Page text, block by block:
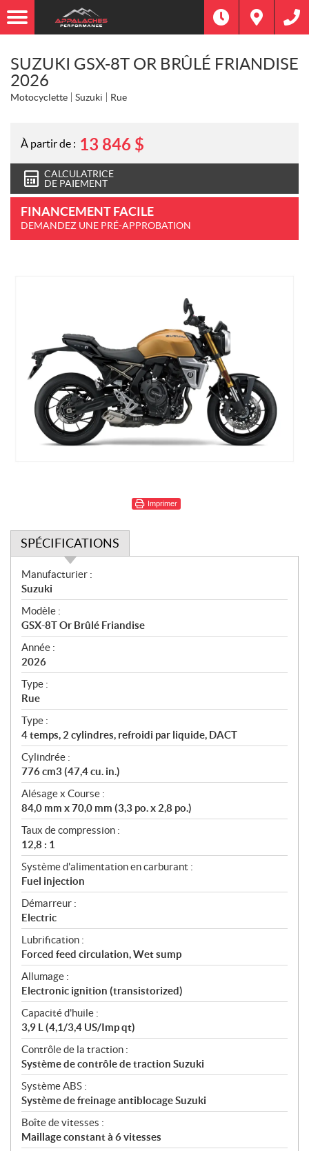
SUZUKI GSX-8T OR BRÛLÉ FRIANDISE
2026
Motocyclette Suzuki Rue
À partir de : 13 846 $
CALCULATRICE
DE PAIEMENT
FINANCEMENT FACILE
DEMANDEZ UNE PRÉ-APPROBATION
Imprimer
SPÉCIFICATIONS
S
p
é
c
i
f
i
c
a
t
i
o
n
s
Manufacturier :
Suzuki
Modèle :
GSX-8T Or Brûlé Friandise
Année :
2026
Type :
Rue
Type :
4 temps, 2 cylindres, refroidi par liquide, DACT
Cylindrée :
776 cm3 (47,4 cu. in.)
Alésage x Course :
84,0 mm x 70,0 mm (3,3 po. x 2,8 po.)
Taux de compression :
12,8 : 1
Système d'alimentation en carburant :
Fuel injection
Démarreur :
Electric
Lubrification :
Forced feed circulation, Wet sump
Allumage :
Electronic ignition (transistorized)
Capacité d'huile :
3,9 L (4,1/3,4 US/Imp qt)
Contrôle de la traction :
Système de contrôle de traction Suzuki
Système ABS :
Système de freinage antiblocage Suzuki
Boîte de vitesses :
Maillage constant à 6 vitesses